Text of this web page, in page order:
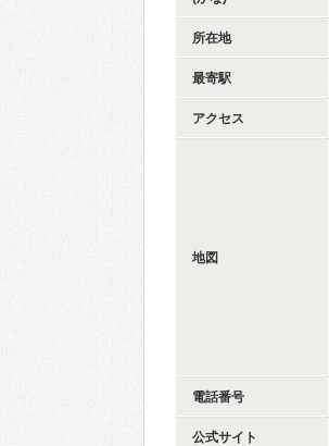
所在地
最寄駅
アクセス
地図
電話番号
公式サイト